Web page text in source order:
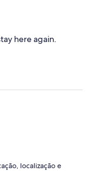
here again.
localização e